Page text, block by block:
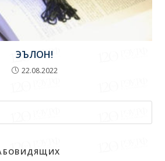
ЭЪЛОН!
22.08.2022